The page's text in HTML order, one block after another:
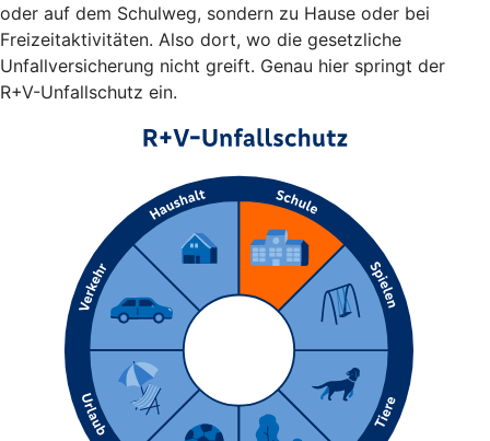
oder auf dem Schulweg, sondern zu Hause oder bei
Freizeitaktivitäten. Also dort, wo die gesetzliche
Unfallversicherung nicht greift. Genau hier springt der
R+V-Unfallschutz ein.